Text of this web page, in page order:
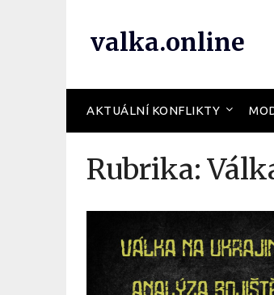
valka.online
AKTUÁLNÍ KONFLIKTY
Rubrika: